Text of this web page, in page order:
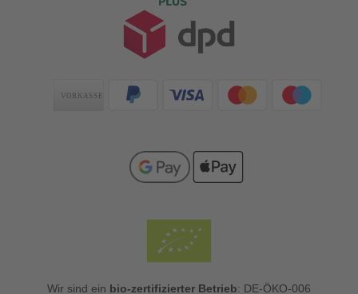
Zahlungsarten
Wir sind ein bio-zertifizierter Betrieb: DE-ÖKO-006